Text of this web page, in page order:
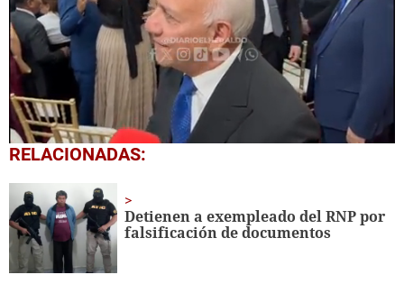
0
seconds
minutes,
38
seconds
RELACIONADAS:
Detienen a exempleado del RNP por
falsificación de documentos